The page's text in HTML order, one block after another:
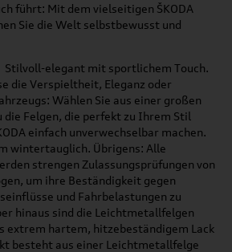
führt: Mit dem vielseitigen ŠKODA
Sie die Welt selbstbewusst und
Stilvoll-elegant mit sportlichem Touch.
die Verspieltheit, Eleganz oder
Wählen Sie aus einer großen
Felgen, die perfekt zu Ihrem Stil
einfach unverwechselbar machen.
wintertauglich. Übrigens: Alle
strengen Zulassungsprüfungen von
um ihre Beständigkeit gegen
und Fahrbelastungen zu
hinaus sind die Leichtmetallfelgen
extrem hartem, hitzebeständigem Lack
besteht aus einer Leichtmetallfelge